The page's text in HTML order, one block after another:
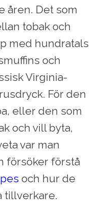
åren. Det som
tobak och
med hundratals
och
Virginia-
För den
eller den som
och vill byta,
var man
försöker förstå
och hur de
tillverkare.